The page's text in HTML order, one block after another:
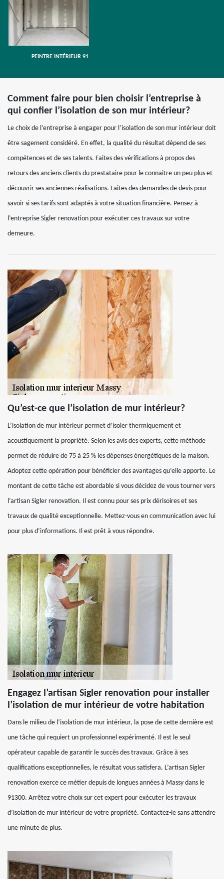
PEINTRE INTÉRIEUR 91
Comment faire pour bien choisir l’entreprise à
qui confier l’isolation de son mur intérieur?
Le choix de l’entreprise à engager pour l’isolation de son mur intérieur doit
être sagement considéré. En effet, la qualité du résultat dépend de ses
compétences et de ses talents. Faites des vérifications à propos des
retours des anciens clients du prestataire pour le connaitre un peu plus et
découvrir ses anciennes réalisations. Faites des demandes de devis pour
savoir si ses tarifs sont adaptés à votre situation financière. Pensez à
l’entreprise Sigler renovation pour exécuter ces travaux sur votre
demeure.
Qu’est-ce que l’isolation de mur intérieur?
L’isolation de mur intérieur permet d’isoler thermiquement et
acoustiquement la propriété. Selon les avis des experts, cette méthode
permet de réduire de 75 à 25 % les dépenses énergétiques de la maison.
Adoptez cette opération pour bénéficier des avantages qu’elle apporte. Le
montant de cette tâche est abordable si vous décidez de vous tourner vers
l’artisan Sigler renovation. Il est connu pour ses prix dérisoires et ses
travaux de qualité exceptionnelle. Mettez-vous en communication avec lui
pour plus d’informations. Il est prêt à vous répondre.
Engagez l’artisan Sigler renovation pour installer
l’isolation de mur intérieur de votre habitation
Dans le milieu de l’isolation de mur intérieur, la pose de cette dernière est
une tâche qui requiert un professionnel expérimenté. Il est le seul
opérateur capable de garantir le succès des travaux. Grâce à ses
qualifications exceptionnelles, le résultat vous satisfera. L’artisan Sigler
renovation exerce ce métier depuis de longues années à Massy dans le
91300. Arrêtez votre choix sur cet expert pour exécuter les travaux
d’isolation de mur intérieur de votre propriété. Contactez-le sans attendre
une minute de plus.